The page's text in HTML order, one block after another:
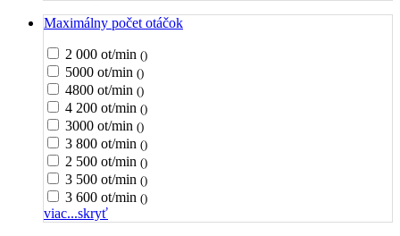
Maximálny počet otáčok
2 000 ot/min ()
5000 ot/min ()
4800 ot/min ()
4 200 ot/min ()
3000 ot/min ()
3 800 ot/min ()
2 500 ot/min ()
3 500 ot/min ()
3 600 ot/min ()
viac...skryť